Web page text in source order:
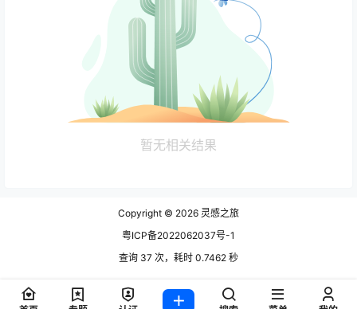
暂无相关结果
Copyright © 2026 灵感之旅
粤ICP备2022062037号-1
查询 37 次，耗时 0.7462 秒